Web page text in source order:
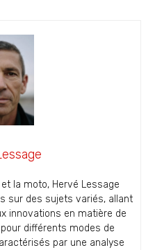
la moto, Hervé Lessage
sur des sujets variés, allant
innovations en matière de
différents modes de
par une analyse